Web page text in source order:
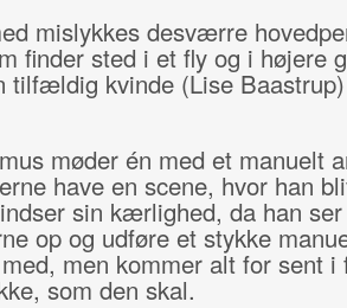
mislykkes desværre
finder sted i et fly og i højere
tilfældig kvinde (Lise
møder én med et manuelt
have en scene, hvor han
sin kærlighed, da han
op og udføre et stykke
men kommer alt for sent i
som den skal.